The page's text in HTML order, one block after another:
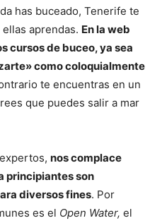
has buceado, Tenerife te
aprendas. En la web
cursos de buceo, ya sea
como coloquialmente
te encuentras en un
que puedes salir a mar
nos complace
principiantes son
diversos fines. Por
es el Open Water, el